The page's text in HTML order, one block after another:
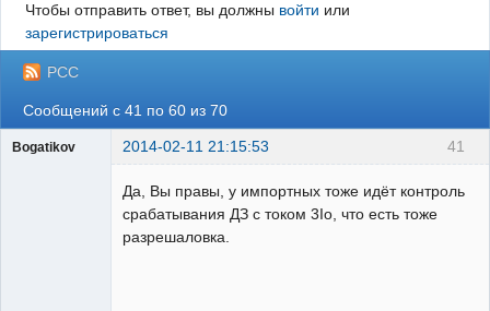
Чтобы отправить ответ, вы должны войти или
зарегистрироваться
РСС
Сообщений с 41 по 60 из 70
41
Bogatikov 2014-02-11 21:15:53
Да, Вы правы, у импортных тоже идёт контроль
срабатывания ДЗ с током 3Iо, что есть тоже
разрешаловка.